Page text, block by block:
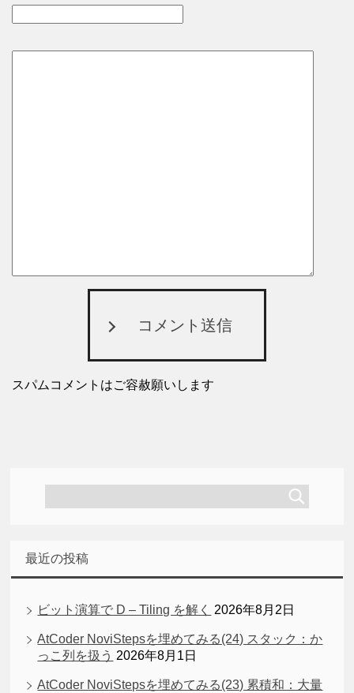
コメント送信
スパムコメントはご容赦願いします
最近の投稿
ビット演算で D – Tiling を解く 2026年8月2日
AtCoder NoviStepsを埋めてみる(24) スタック：か
っこ列を扱う 2026年8月1日
AtCoder NoviStepsを埋めてみる(23) 累積和：大量